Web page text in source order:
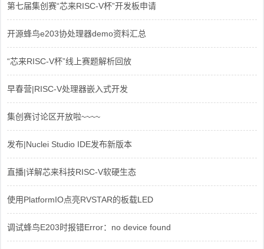
第七届集创赛“芯来RISC-V杯”开发板申请
开源蜂鸟e203协处理器demo资料汇总
“芯来RISC-V杯”线上赛题解析回放
早春营|RISC-V处理器嵌入式开发
集创赛讨论区开放啦~~~~
发布|Nuclei Studio IDE发布新版本
直播|详解芯来科技RISC-V软硬生态
使用PlatformIO点亮RVSTAR的板载LED
调试蜂鸟E203时报错Error：no device found